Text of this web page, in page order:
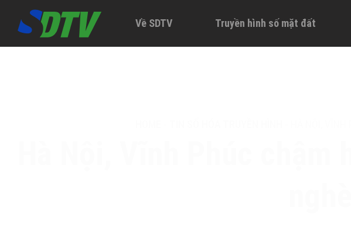
Về SDTV Truyền hình số mặt đất